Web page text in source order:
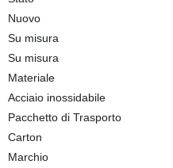
Nuovo
Su misura
Su misura
Materiale
Acciaio inossidabile
Pacchetto di Trasporto
Carton
Marchio